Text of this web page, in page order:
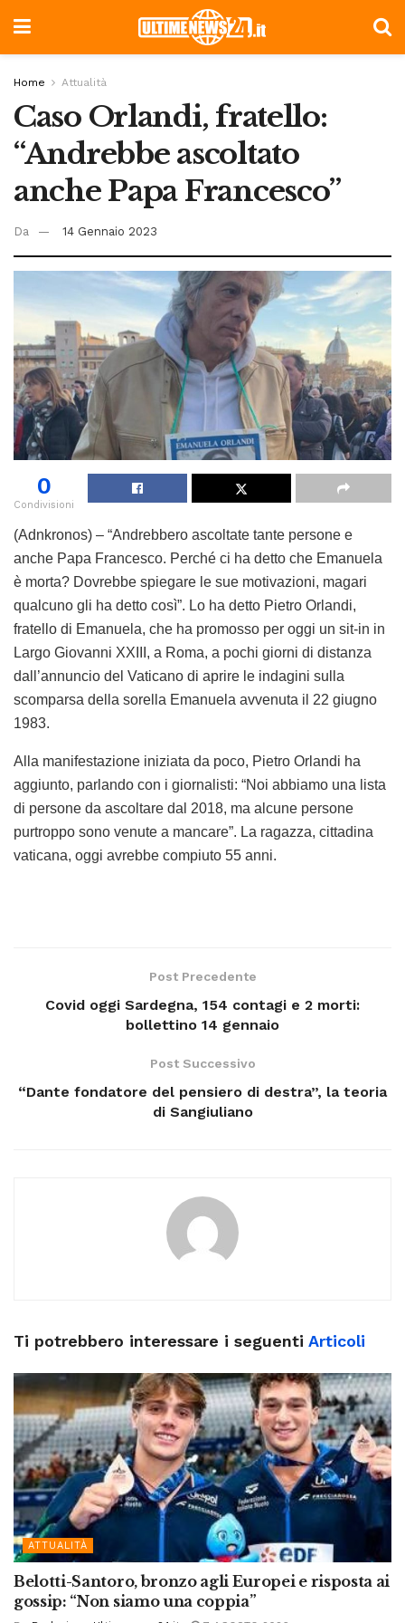
Home Attualità
Caso Orlandi, fratello:
“Andrebbe ascoltato
anche Papa Francesco”
Da 14 Gennaio 2023
0
Condivisioni
(Adnkronos) – “Andrebbero ascoltate tante persone e
anche Papa Francesco. Perché ci ha detto che Emanuela
è morta? Dovrebbe spiegare le sue motivazioni, magari
qualcuno gli ha detto così”. Lo ha detto Pietro Orlandi,
fratello di Emanuela, che ha promosso per oggi un sit-in in
Largo Giovanni XXIII, a Roma, a pochi giorni di distanza
dall’annuncio del Vaticano di aprire le indagini sulla
scomparsa della sorella Emanuela avvenuta il 22 giugno
1983.
Alla manifestazione iniziata da poco, Pietro Orlandi ha
aggiunto, parlando con i giornalisti: “Noi abbiamo una lista
di persone da ascoltare dal 2018, ma alcune persone
purtroppo sono venute a mancare”. La ragazza, cittadina
vaticana, oggi avrebbe compiuto 55 anni.
Post Precedente
Covid oggi Sardegna, 154 contagi e 2 morti:
bollettino 14 gennaio
Post Successivo
“Dante fondatore del pensiero di destra”, la teoria
di Sangiuliano
Ti potrebbero interessare i seguenti Articoli
ATTUALITÀ
Belotti-Santoro, bronzo agli Europei e risposta ai
gossip: “Non siamo una coppia”